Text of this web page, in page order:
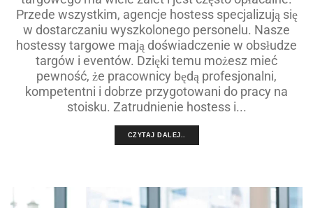
Przede wszystkim, agencje hostess specjalizują się
w dostarczaniu wyszkolonego personelu. Nasze
hostessy targowe mają doświadczenie w obsłudze
targów i eventów. Dzięki temu możesz mieć
pewność, że pracownicy będą profesjonalni,
kompetentni i dobrze przygotowani do pracy na
stoisku. Zatrudnienie hostess i...
CZYTAJ DALEJ..